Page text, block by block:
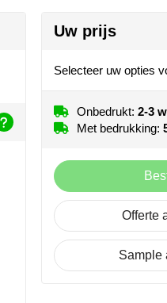
Uw prijs
Selecteer uw opties
Onbedrukt: 2-3
Met bedrukking:
Offerte
Sample